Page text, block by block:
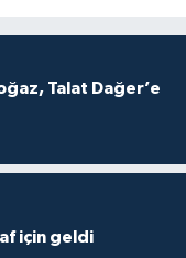
Talat Dağer’e
için geldi